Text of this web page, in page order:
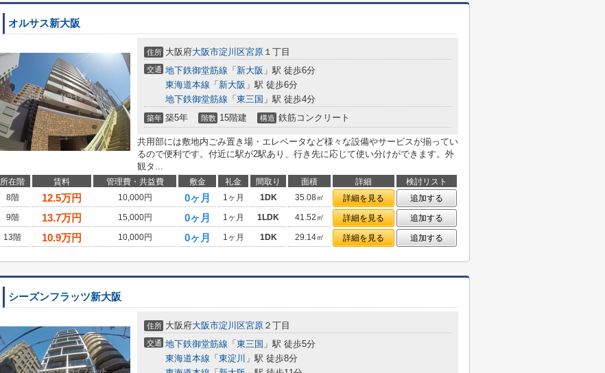
オルサス新大阪
住所 大阪府大阪市淀川区宮原 １丁目
交通 地下鉄御堂筋線 「 新大阪 」駅 徒歩6分
東海道本線 「 新大阪 」駅 徒歩6分
地下鉄御堂筋線 「 東三国 」駅 徒歩4分
築年 築5年 階数 15階建 構造 鉄筋コンクリート
共用部には敷地内ごみ置き場・エレベータなど様々な設備やサービスが揃ってい
るので便利です。付近に駅が2駅あり、行き先に応じて使い分けができます。外
観タ...
所在階 賃料 管理費・共益費 敷金 礼金 間取り 面積 詳細
検討リスト
8階
12.5万円 10,000円 0ヶ月 1ヶ月 1DK 35.08㎡ 詳細を見る
追加する
9階
13.7万円 15,000円 0ヶ月 1ヶ月 1LDK 41.52㎡ 詳細を見る
追加する
13階
10.9万円 10,000円 0ヶ月 1ヶ月 1DK 29.14㎡ 詳細を見る 追加する
シーズンフラッツ新大阪
住所 大阪府大阪市淀川区宮原 ２丁目
交通 地下鉄御堂筋線 「 東三国 」駅 徒歩5分
東海道本線 「 東淀川 」駅 徒歩8分